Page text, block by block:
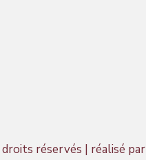
réservés | réalisé par